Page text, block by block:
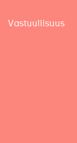
Vastuullisuus